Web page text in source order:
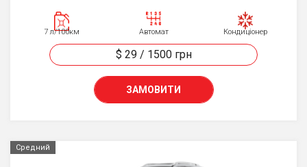
7 л/100км Автомат Кондиціонер
$ 29/ 1500 грн
ЗАМОВИТИ
Средний